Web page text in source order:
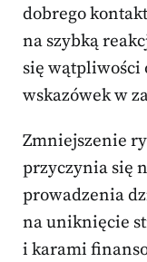
dobrego
na szybką
się wątpliwości
wskazówek w
Zmniejszenie
przyczynia się
prowadzenia
na uniknięcie
i karami